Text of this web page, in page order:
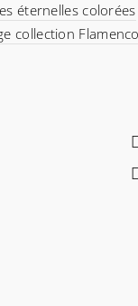
éternelles colorées
collection